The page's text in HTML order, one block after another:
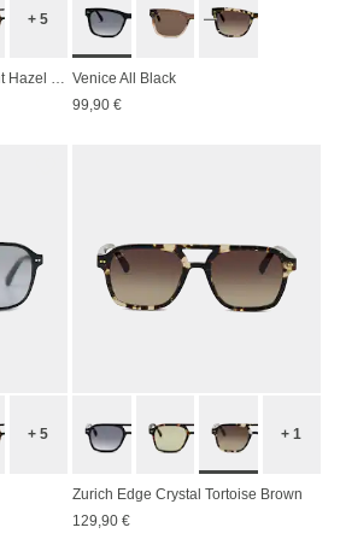
+ 5
Zurich Oversize Transparent Hazel Light Brown Venice All Black
99,90 €
+ 5 + 1
Zurich Edge Crystal Tortoise Brown
129,90 €